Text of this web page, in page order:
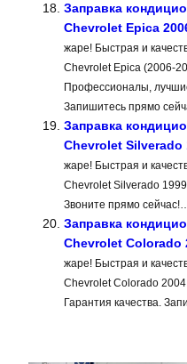
Заправка
Chevrolet Epica
жаре! Быстрая и
Chevrolet Epica (2006-
Профессионалы,
Запишитесь прямо
Заправка
Chevrolet Silverado
жаре! Быстрая и
Chevrolet Silverado
Звоните прямо
Заправка
Chevrolet Colorado
жаре! Быстрая и
Chevrolet Colorado
Гарантия качества.